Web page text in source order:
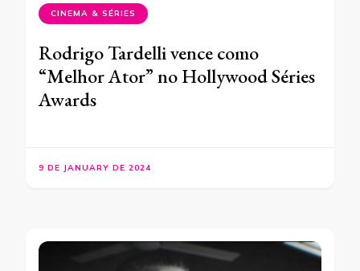
CINEMA & SÉRIES
Rodrigo Tardelli vence como
“Melhor Ator” no Hollywood Séries
Awards
9 DE JANUARY DE 2024